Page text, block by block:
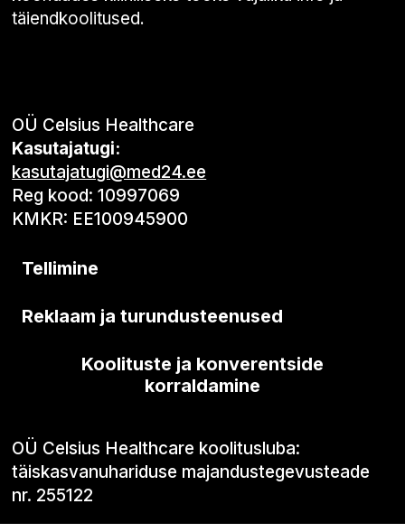
täiendkoolitused.
OÜ Celsius Healthcare
Kasutajatugi:
kasutajatugi@med24.ee
Reg kood: 10997069
KMKR: EE100945900
Tellimine
Reklaam ja turundusteenused
Koolituste ja konverentside
korraldamine
OÜ Celsius Healthcare koolitusluba:
täiskasvanuhariduse majandustegevusteade
nr. 255122